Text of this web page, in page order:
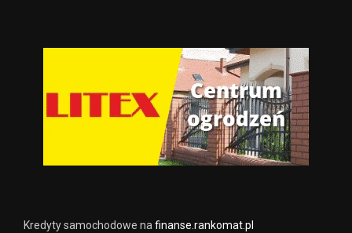
Kredyty samochodowe nafinanse.rankomat.pl